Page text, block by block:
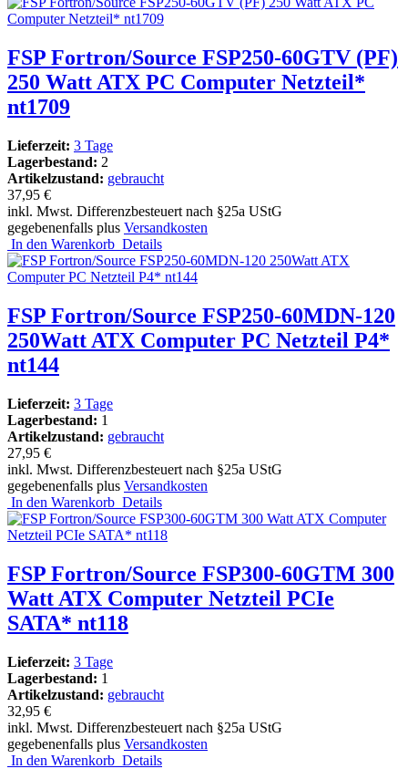
FSP Fortron/Source FSP250-60GTV (PF)
250 Watt ATX PC Computer Netzteil*
nt1709
Lieferzeit: 3 Tage
Lagerbestand: 2
Artikelzustand: gebraucht
37,95 €
inkl. Mwst. Differenzbesteuert nach §25a UStG
gegebenenfalls plus Versandkosten
In den Warenkorb Details
FSP Fortron/Source FSP250-60MDN-120
250Watt ATX Computer PC Netzteil P4*
nt144
Lieferzeit: 3 Tage
Lagerbestand: 1
Artikelzustand: gebraucht
27,95 €
inkl. Mwst. Differenzbesteuert nach §25a UStG
gegebenenfalls plus Versandkosten
In den Warenkorb Details
FSP Fortron/Source FSP300-60GTM 300
Watt ATX Computer Netzteil PCIe
SATA* nt118
Lieferzeit: 3 Tage
Lagerbestand: 1
Artikelzustand: gebraucht
32,95 €
inkl. Mwst. Differenzbesteuert nach §25a UStG
gegebenenfalls plus Versandkosten
In den Warenkorb Details